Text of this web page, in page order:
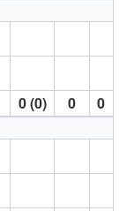
0 (0) 0 0